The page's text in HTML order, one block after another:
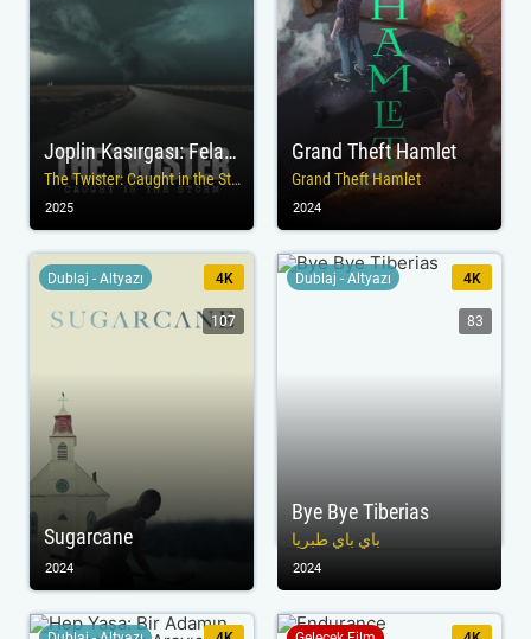
Joplin Kasırgası: Felaketin Bilançosu
The Twister: Caught in the Storm
2025
Grand Theft Hamlet
Grand Theft Hamlet
2024
Sugarcane
Dublaj - Altyazı 4K
107
2024
Bye Bye Tiberias
باي باي طبريا
Dublaj - Altyazı 4K
83
2024